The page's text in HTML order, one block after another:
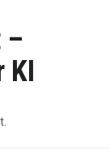
–
KI